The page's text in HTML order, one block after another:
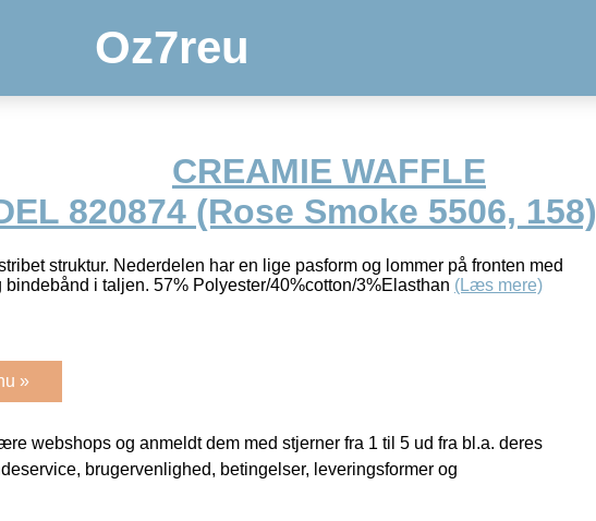
Oz7reu
CREAMIE WAFFLE
820874 (Rose Smoke 5506, 158)
struktur. Nederdelen har en lige pasform og lommer på fronten med
i taljen. 57% Polyester/40%cotton/3%Elasthan (Læs mere)
»
webshops og anmeldt dem med stjerner fra 1 til 5 ud fra bl.a. deres
brugervenlighed, betingelser, leveringsformer og